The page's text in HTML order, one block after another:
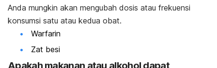
Anda mungkin akan mengubah dosis atau frekuensi
konsumsi satu atau kedua obat.
Warfarin
Zat besi
Apakah makanan atau alkohol dapat